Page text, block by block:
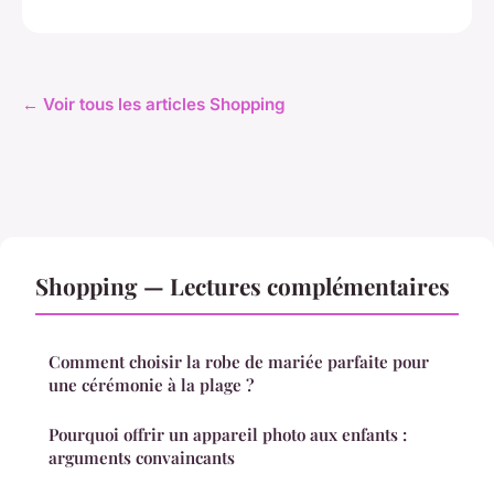
← Voir tous les articles Shopping
Shopping — Lectures complémentaires
Comment choisir la robe de mariée parfaite pour
une cérémonie à la plage ?
Pourquoi offrir un appareil photo aux enfants :
arguments convaincants